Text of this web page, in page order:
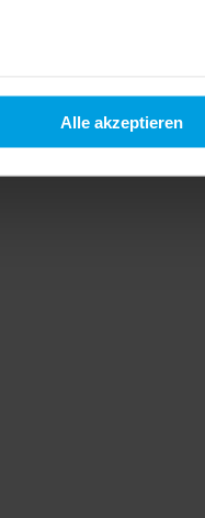
Alle akzeptieren